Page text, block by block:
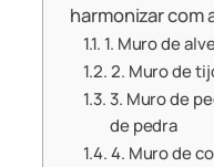
harmonizar com
1. Muro de
2. Muro de
3. Muro de
de pedra
4. Muro de